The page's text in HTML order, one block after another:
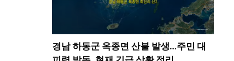
경남 하동군 옥종면 산불 발생…주민 대